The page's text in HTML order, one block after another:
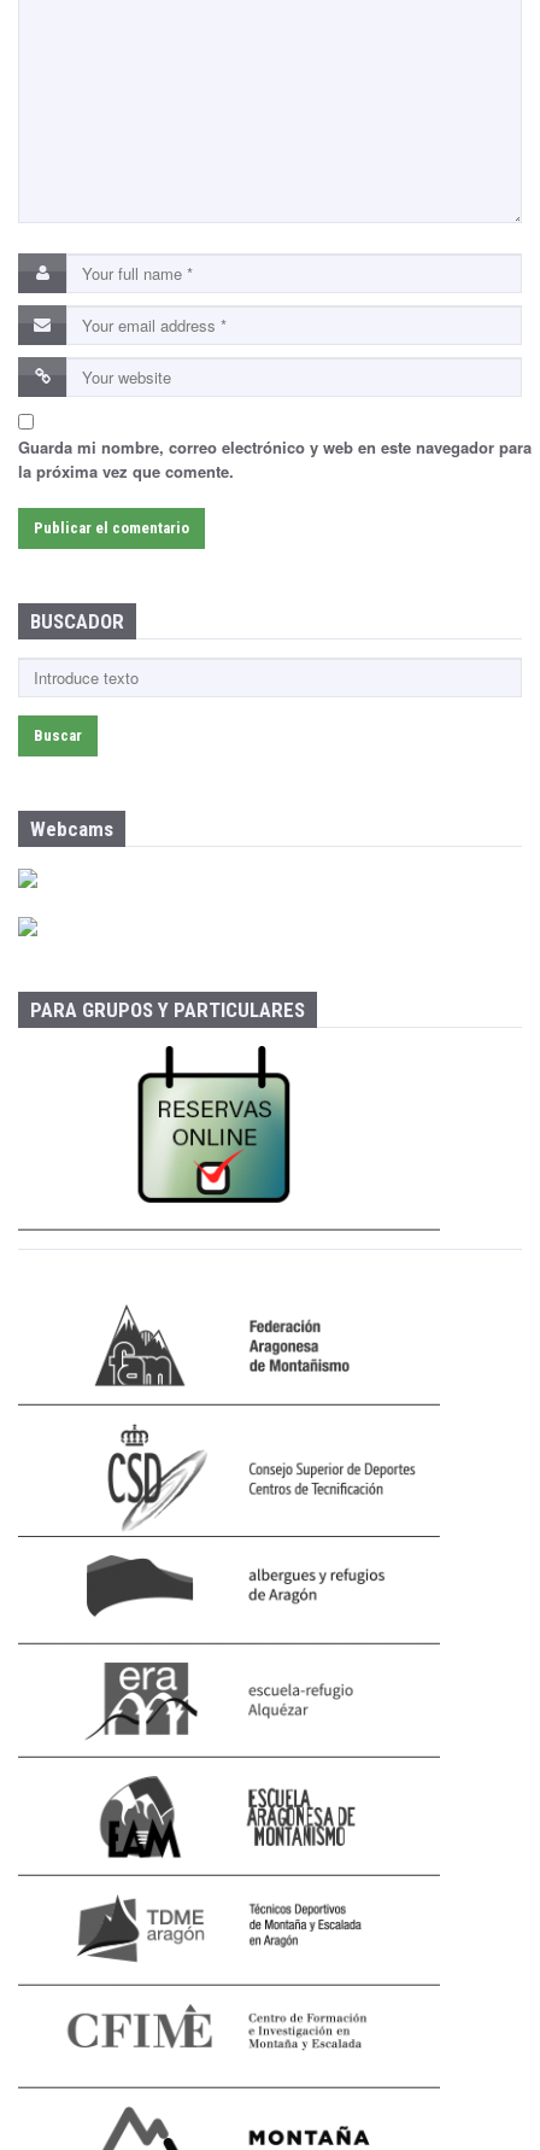
Guarda mi nombre, correo electrónico y web en este navegador para
la próxima vez que comente.
BUSCADOR
u
s
a
:
Webcams
PARA GRUPOS Y PARTICULARES